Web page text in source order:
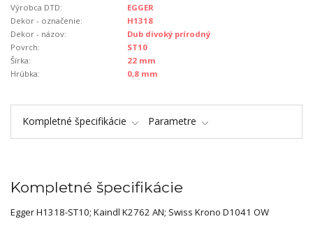
Výrobca DTD:
EGGER
Dekor - označenie:
H1318
Dekor - názov:
Dub divoký prírodný
Povrch:
ST10
Šírka:
22 mm
Hrúbka:
0,8 mm
Kompletné špecifikácie Parametre
Kompletné špecifikácie
Egger H1318-ST10; Kaindl K2762 AN; Swiss Krono D1041 OW